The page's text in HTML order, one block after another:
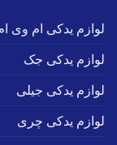
لوازم یدکی ام وی
لوازم یدکی جک
لوازم یدکی جیلی
لوازم یدکی چری